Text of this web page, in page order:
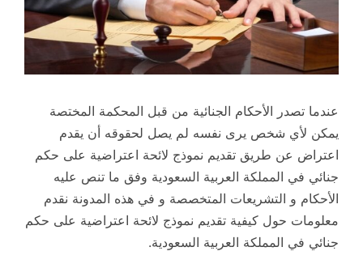
عندما تصدر الأحكام الجنائية من قبل المحكمة المختصة
يمكن لأي شخص يرى نفسه لم يصل لحقوقه أن يقدم
اعتراض عن طريق تقديم نموذج لائحة اعتراضية على حكم
جنائي في المملكة العربية السعودية وفق ما تنص عليه
الأحكام و التشريعات المتخصصة و في هذه المدونة نقدم
معلومات حول كيفية تقديم نموذج لائحة اعتراضية على حكم
جنائي في المملكة العربية السعودية.